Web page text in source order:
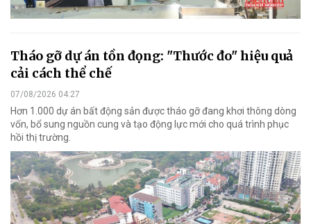
Tháo gỡ dự án tồn đọng: "Thước đo" hiệu quả
cải cách thể chế
07/08/2026 04:27
Hơn 1.000 dự án bất động sản được tháo gỡ đang khơi thông dòng
vốn, bổ sung nguồn cung và tạo động lực mới cho quá trình phục
hồi thị trường.